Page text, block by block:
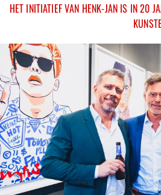
HET INITIATIEF VAN HENK-JAN IS IN 20